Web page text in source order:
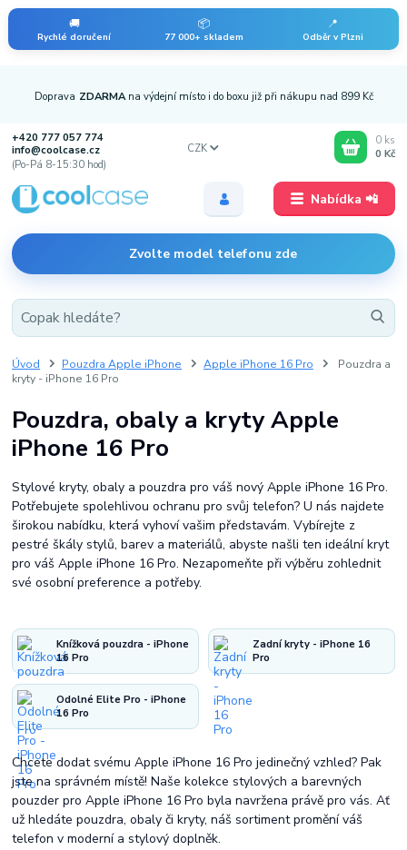
🚚
Rychlé doručení
📦
77 000+ skladem
📍
Odběr v Plzni
Nabídka 📲
Doprava ZDARMA na výdejní místo i do boxu již při nákupu nad 899 Kč
+420 777 057 774
info@coolcase.cz
(Po-Pá 8-15:30 hod)
Zvolte model telefonu zde
CZK
0 ks
0 Kč
Úvod Pouzdra Apple iPhone Apple iPhone 16 Pro
Pouzdra a
kryty - iPhone 16 Pro
Pouzdra, obaly a kryty Apple
iPhone 16 Pro
Stylové kryty, obaly a pouzdra pro váš nový Apple iPhone 16 Pro.
Potřebujete spolehlivou ochranu pro svůj telefon? U nás najdete
širokou nabídku, která vyhoví vašim představám. Vybírejte z
pestré škály stylů, barev a materiálů, abyste našli ten ideální kryt
pro váš Apple iPhone 16 Pro. Nezapomeňte při výběru zohlednit
své osobní preference a potřeby.
Knížková pouzdra - iPhone
16 Pro
Zadní kryty - iPhone 16
Pro
Odolné Elite Pro - iPhone
16 Pro
Chcete dodat svému Apple iPhone 16 Pro jedinečný vzhled? Pak
jste na správném místě! Naše kolekce stylových a barevných
pouzder pro Apple iPhone 16 Pro byla navržena právě pro vás. Ať
už hledáte pouzdra, obaly či kryty, náš sortiment promění váš
telefon v moderní a stylový doplněk.